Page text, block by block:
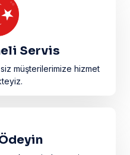
Servis
müşterilerimize hizmet